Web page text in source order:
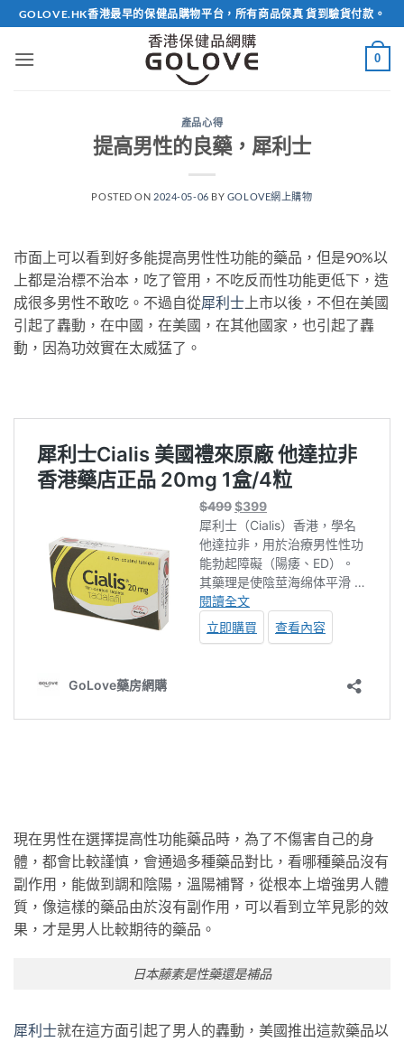
Skip
to
content
GOLOVE.HK香港最早的保健品購物平台，所有商品保真 貨到驗貨付款。
0
產品心得
提高男性的良藥，犀利士
POSTED ON 2024-05-06 BY GOLOVE網上購物
市面上可以看到好多能提高男性性功能的藥品，但是90%以
上都是治標不治本，吃了管用，不吃反而性功能更低下，造
成很多男性不敢吃。不過自從犀利士 上市以後，不但在美國
引起了轟動，在中國，在美國，在其他國家，也引起了轟
動，因為功效實在太威猛了。
現在男性在選擇提高性功能藥品時，為了不傷害自己的身
體，都會比較謹慎，會通過多種藥品對比，看哪種藥品沒有
副作用，能做到調和陰陽，溫陽補腎，從根本上增強男人體
質，像這樣的藥品由於沒有副作用，可以看到立竿見影的效
果，才是男人比較期待的藥品。
日本藤素是性藥還是補品
犀利士就在這方面引起了男人的轟動，美國推出這款藥品以